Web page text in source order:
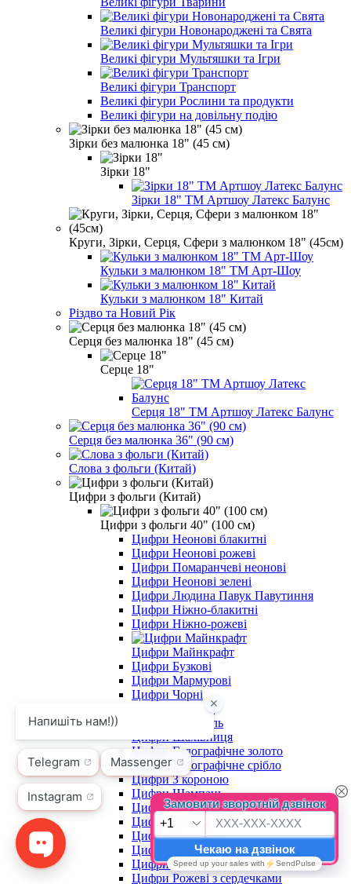
Великі фігури Новонароджені та Свята
Великі фігури Мультяшки та Ігри
Великі фігури Транспорт
Великі фігури Рослини та продукти
Великі фігури на довільну подію
Зірки без малюнка 18" (45 см)
Зірки 18"
Зірки 18" ТМ Артшоу Латекс Балунс
Круги, Зірки, Серця, Сфери з малюнком 18" (45см)
Кульки з малюнком 18" ТМ Арт-Шоу
Кульки з малюнком 18" Китай
Різдво та Новий Рік
Серця без малюнка 18" (45 см)
Серце 18"
Серця 18" ТМ Артшоу Латекс Балунс
Серця без малюнка 36" (90 см)
Слова з фольги (Китай)
Цифри з фольги (Китай)
Цифри з фольги 40" (100 см)
Цифри Неонові блакитні
Цифри Неонові рожеві
Цифри Помаранчеві неонові
Цифри Неонові зелені
Цифри Людина Павук Павутиння
Цифри Ніжно-блакитні
Цифри Ніжно-рожеві
Цифри Майнкрафт
Цифри Бузкові
Цифри Мармурові
Цифри Чорні
Цифри Червоні
Цифри Карамель
Цифри Шахівниця
Цифри Голографічне золото
Цифри Голографічне срібло
Цифри З короною
Цифри Шампань
Цифри Рожеве золото
Цифри Яскраво-сині
Цифри Пончики
Цифри Яскраво-рожеві
Цифри Блакитні із зірочками
Цифри Рожеві з сердечками